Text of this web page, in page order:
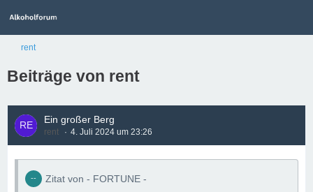
rent
Beiträge von rent
Ein großer Berg
rent 4. Juli 2024 um 23:26
Zitat von - FORTUNE -